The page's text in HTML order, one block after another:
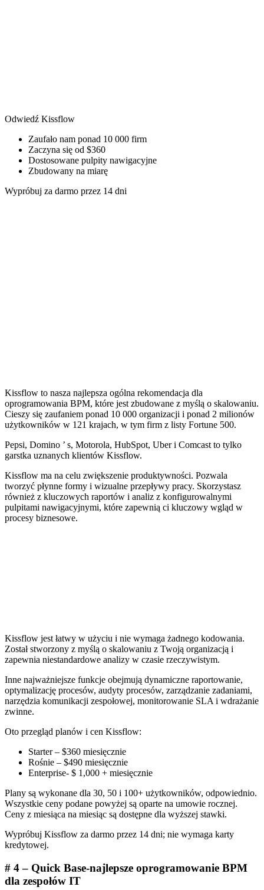
Odwiedź Kissflow
Zaufało nam ponad 10 000 firm
Zaczyna się od $360
Dostosowane pulpity nawigacyjne
Zbudowany na miarę
Wypróbuj za darmo przez 14 dni
Kissflow to nasza najlepsza ogólna rekomendacja dla
oprogramowania BPM, które jest zbudowane z myślą o skalowaniu.
Cieszy się zaufaniem ponad 10 000 organizacji i ponad 2 milionów
użytkowników w 121 krajach, w tym firm z listy Fortune 500.
Pepsi, Domino ’ s, Motorola, HubSpot, Uber i Comcast to tylko
garstka uznanych klientów Kissflow.
Kissflow ma na celu zwiększenie produktywności. Pozwala
tworzyć płynne formy i wizualne przepływy pracy. Skorzystasz
również z kluczowych raportów i analiz z konfigurowalnymi
pulpitami nawigacyjnymi, które zapewnią ci kluczowy wgląd w
procesy biznesowe.
Kissflow jest łatwy w użyciu i nie wymaga żadnego kodowania.
Został stworzony z myślą o skalowaniu z Twoją organizacją i
zapewnia niestandardowe analizy w czasie rzeczywistym.
Inne najważniejsze funkcje obejmują dynamiczne raportowanie,
optymalizację procesów, audyty procesów, zarządzanie zadaniami,
narzędzia komunikacji zespołowej, monitorowanie SLA i wdrażanie
zwinne.
Oto przegląd planów i cen Kissflow:
Starter – $360 miesięcznie
Rośnie – $490 miesięcznie
Enterprise- $ 1,000 + miesięcznie
Plany są wykonane dla 30, 50 i 100+ użytkowników, odpowiednio.
Wszystkie ceny podane powyżej są oparte na umowie rocznej.
Ceny z miesiąca na miesiąc są dostępne dla wyższej stawki.
Wypróbuj Kissflow za darmo przez 14 dni; nie wymaga karty
kredytowej.
# 4 – Quick Base-najlepsze oprogramowanie BPM
dla zespołów IT